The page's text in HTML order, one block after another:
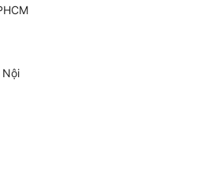
Nội